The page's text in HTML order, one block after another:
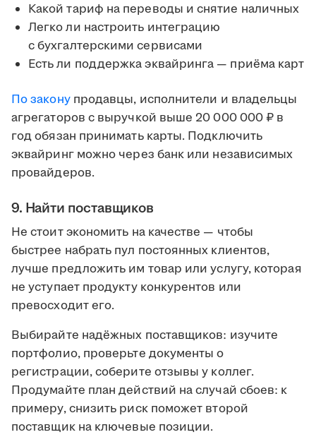
Какой тариф на переводы и снятие наличных
Легко ли настроить интеграцию
с бухгалтерскими сервисами
Есть ли поддержка эквайринга — приёма карт
По законупродавцы, исполнители и владельцы
агрегаторов с выручкой выше 20 000 000 ₽ в
год обязан принимать карты. Подключить
эквайринг можно через банк или независимых
провайдеров.
9. Найти поставщиков
Не стоит экономить на качестве — чтобы
быстрее набрать пул постоянных клиентов,
лучше предложить им товар или услугу, которая
не уступает продукту конкурентов или
превосходит его.
Выбирайте надёжных поставщиков: изучите
портфолио, проверьте документы о
регистрации, соберите отзывы у коллег.
Продумайте план действий на случай сбоев: к
примеру, снизить риск поможет второй
поставщик на ключевые позиции.